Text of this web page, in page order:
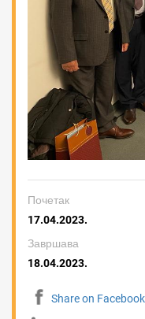
Почетак
17.04.2023.
Завршава
18.04.2023.
Share on Facebook